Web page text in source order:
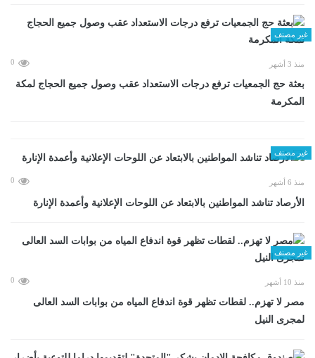
غير مصنف
منذ 3 أشهر 0
بعثة حج الجمعيات ترفع درجات الاستعداد عقب وصول جميع الحجاج لمكة
المكرمة
غير مصنف
منذ 6 أشهر 0
الأرصاد تناشد المواطنين بالابتعاد عن اللوحات الإعلانية وأعمدة الإنارة
غير مصنف
منذ 10 أشهر 0
مصر لا تهزم.. لقطات تظهر قوة اندفاع المياه من بوابات السد العالى
لمجرى النيل